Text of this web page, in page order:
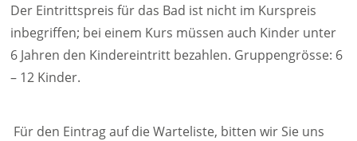
Der Eintrittspreis für das Bad ist nicht im Kurspreis
inbegriffen; bei einem Kurs müssen auch Kinder unter
6 Jahren den Kindereintritt bezahlen. Gruppengrösse: 6
– 12 Kinder.
Für den Eintrag auf die Warteliste, bitten wir Sie uns